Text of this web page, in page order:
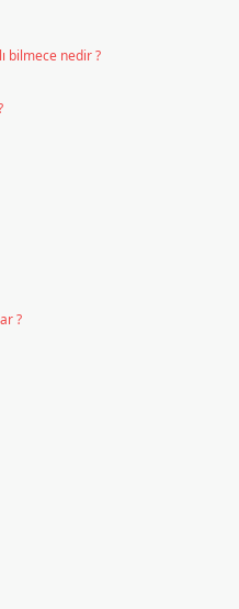
bilmece nedir ?
?